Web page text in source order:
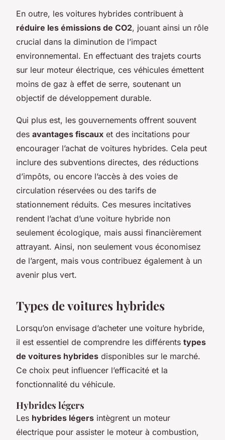
En outre, les voitures hybrides contribuent à
réduire les émissions de CO2, jouant ainsi un rôle
crucial dans la diminution de l’impact
environnemental. En effectuant des trajets courts
sur leur moteur électrique, ces véhicules émettent
moins de gaz à effet de serre, soutenant un
objectif de développement durable.
Qui plus est, les gouvernements offrent souvent
des avantages fiscaux et des incitations pour
encourager l’achat de voitures hybrides. Cela peut
inclure des subventions directes, des réductions
d’impôts, ou encore l’accès à des voies de
circulation réservées ou des tarifs de
stationnement réduits. Ces mesures incitatives
rendent l’achat d’une voiture hybride non
seulement écologique, mais aussi financièrement
attrayant. Ainsi, non seulement vous économisez
de l’argent, mais vous contribuez également à un
avenir plus vert.
Types de voitures hybrides
Lorsqu’on envisage d’acheter une voiture hybride,
il est essentiel de comprendre les différents types
de voitures hybrides disponibles sur le marché.
Ce choix peut influencer l’efficacité et la
fonctionnalité du véhicule.
Hybrides légers
Les hybrides légers intègrent un moteur
électrique pour assister le moteur à combustion,